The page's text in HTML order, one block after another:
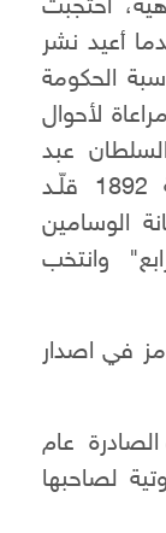
احتجبت
أعيد نشر
الحكومة
لأحوال
عبد
الحميد يتساهل معها. وفي سنة 1892 قلّـد
الوسامين
وانتخب
رامز في اصدار
عام
لصاحبها